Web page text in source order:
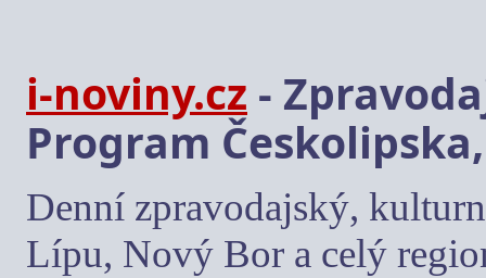
i-noviny.cz -
Program
Denní zpravodajský,
Lípu, Nový Bor a celý